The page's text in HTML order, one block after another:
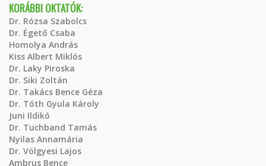
KORÁBBI OKTATÓK:
Dr. Rózsa Szabolcs
Dr. Égető Csaba
Homolya András
Kiss Albert Miklós
Dr. Laky Piroska
Dr. Siki Zoltán
Dr. Takács Bence Géza
Dr. Tóth Gyula Károly
Juni Ildikó
Dr. Tuchband Tamás
Nyilas Annamária
Dr. Völgyesi Lajos
Ambrus Bence